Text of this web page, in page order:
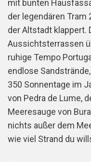
mit bunten
der legendären Tram
der Altstadt klappert.
Aussichtsterrassen
ruhige Tempo
endlose
350 Sonnentage im
von Pedra de Lume,
Meeresauge von
nichts außer dem
wie viel Strand du